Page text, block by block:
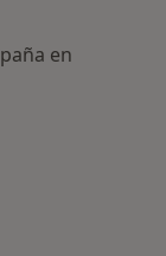
en